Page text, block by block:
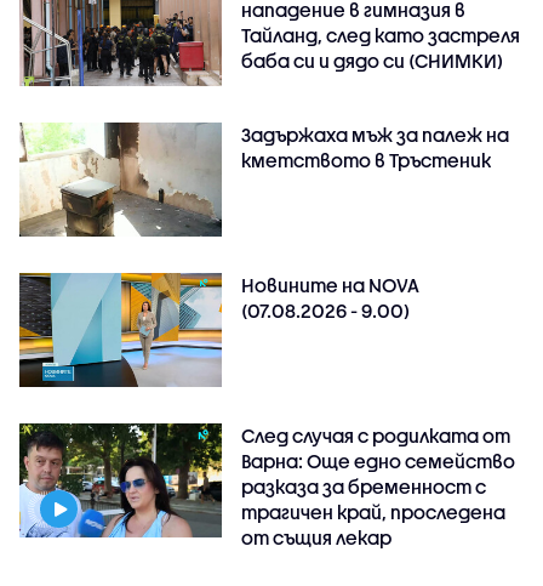
нападение в гимназия в
Тайланд, след като застреля
баба си и дядо си (СНИМКИ)
Задържаха мъж за палеж на
кметството в Тръстеник
Новините на NOVA
(07.08.2026 - 9.00)
След случая с родилката от
Варна: Още едно семейство
разказа за бременност с
трагичен край, проследена
от същия лекар